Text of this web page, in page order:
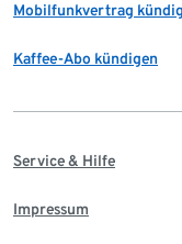
Mobilfunkvertrag
Kaffee-Abo kündigen
Service & Hilfe
Impressum